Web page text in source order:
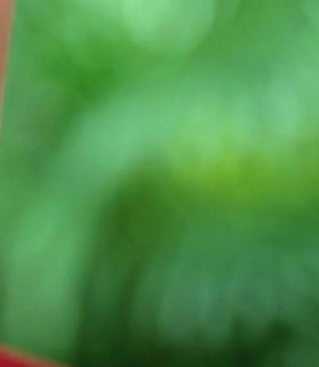
Whatsapp
la presa.
no había
el hombre
la vida en
cansada y
de Nazim. Lo